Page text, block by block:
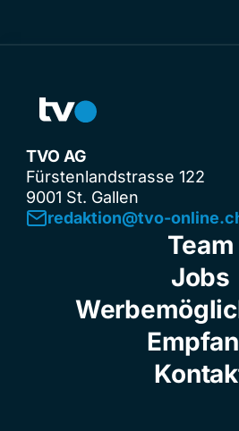
TVO AG
Fürstenlandstrasse 122
9001 St. Gallen
redaktion@tvo-
Team
Jobs